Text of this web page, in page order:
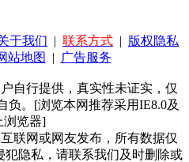
于我们 | 联系方式 | 版权隐私
站地图 | 广告服务
自行提供，真实性未证实，仅
负。[浏览本网推荐采用IE8.0及
浏览器]
联网或网友发布，所有数据仅
隐私，请联系我们及时删除或